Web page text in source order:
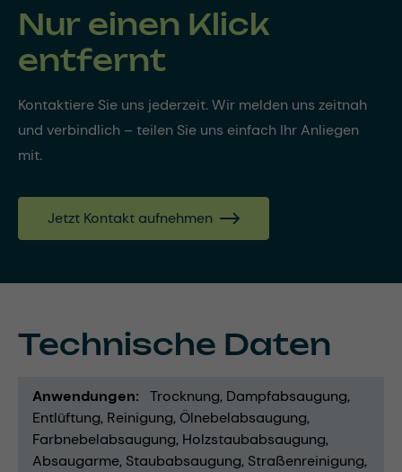
Nur einen Klick
entfernt
Kontaktiere Sie uns jederzeit. Wir melden uns zeitnah
und verbindlich – teilen Sie uns einfach Ihr Anliegen
mit.
Jetzt Kontakt aufnehmen
Technische Daten
Anwendungen Trocknung Dampfabsaugung
Entlüftung Reinigung Ölnebelabsaugung
Farbnebelabsaugung Holzstaubabsaugung
Absaugarme Staubabsaugung Straßenreinigung